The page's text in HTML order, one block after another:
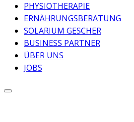
PHYSIOTHERAPIE
ERNÄHRUNGSBERATUNG
SOLARIUM GESCHER
BUSINESS PARTNER
ÜBER UNS
JOBS